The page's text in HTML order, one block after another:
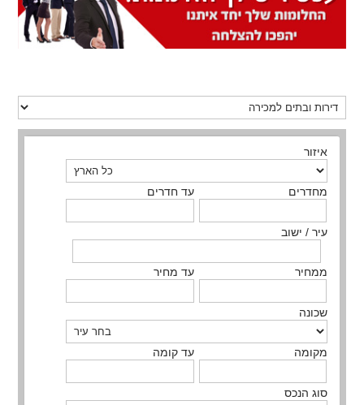
איזור
מחדרים עד חדרים
עיר / ישוב
ממחיר עד מחיר
שכונה
מקומה עד קומה
סוג הנכס